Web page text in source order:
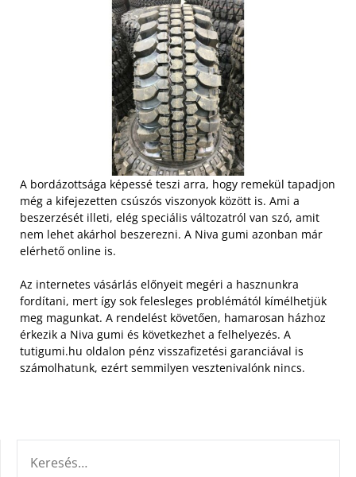
A bordázottsága képessé teszi arra, hogy remekül tapadjon
még a kifejezetten csúszós viszonyok között is. Ami a
beszerzését illeti, elég speciális változatról van szó, amit
nem lehet akárhol beszerezni. A Niva gumi azonban már
elérhető online is.
Az internetes vásárlás előnyeit megéri a hasznunkra
fordítani, mert így sok felesleges problémától kímélhetjük
meg magunkat. A rendelést követően, hamarosan házhoz
érkezik a Niva gumi és következhet a felhelyezés. A
tutigumi.hu oldalon pénz visszafizetési garanciával is
számolhatunk, ezért semmilyen vesztenivalónk nincs.